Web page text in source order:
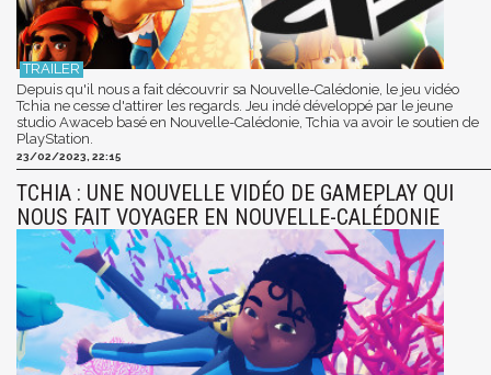
Depuis qu'il nous a fait découvrir sa Nouvelle-Calédonie, le jeu vidéo
Tchia ne cesse d'attirer les regards. Jeu indé développé par le jeune
studio Awaceb basé en Nouvelle-Calédonie, Tchia va avoir le soutien de
PlayStation.
23/02/2023, 22:15
TCHIA : UNE NOUVELLE VIDÉO DE GAMEPLAY QUI
NOUS FAIT VOYAGER EN NOUVELLE-CALÉDONIE